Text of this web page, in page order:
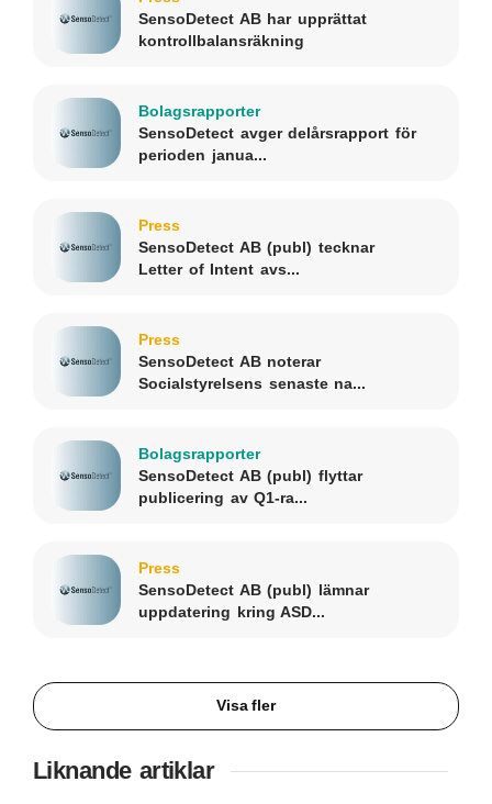
SensoDetect AB har upprättat
kontrollbalansräkning
Bolagsrapporter
SensoDetect avger delårsrapport för
perioden janua...
Press
SensoDetect AB (publ) tecknar
Letter of Intent avs...
Press
SensoDetect AB noterar
Socialstyrelsens senaste na...
Bolagsrapporter
SensoDetect AB (publ) flyttar
publicering av Q1-ra...
Press
SensoDetect AB (publ) lämnar
uppdatering kring ASD...
Visa fler
Liknande artiklar